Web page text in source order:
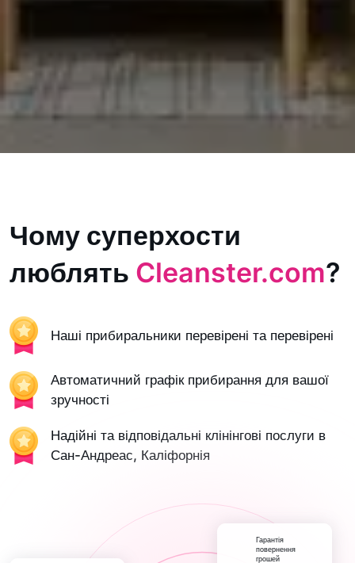
Чому суперхости
люблять Cleanster.com?
Наші прибиральники перевірені та перевірені
Автоматичний графік прибирання для вашої
зручності
Надійні та відповідальні клінінгові послуги в
Сан-Андреас, Каліфорнія
Гарантія
повернення
грошей